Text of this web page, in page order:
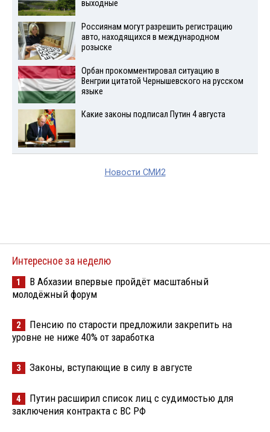
выходные
Россиянам могут разрешить регистрацию
авто, находящихся в международном
розыске
Орбан прокомментировал ситуацию в
Венгрии цитатой Чернышевского на русском
языке
Какие законы подписал Путин 4 августа
Новости СМИ2
Интересное за неделю
1
В Абхазии впервые пройдёт масштабный
молодёжный форум
2
Пенсию по старости предложили закрепить на
уровне не ниже 40% от заработка
3 Законы, вступающие в силу в августе
4
Путин расширил список лиц с судимостью для
заключения контракта с ВС РФ